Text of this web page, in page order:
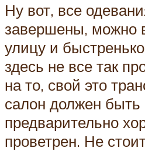
Ну вот, все
завершены, можно
улицу и
здесь не все так
на то, свой это
салон должен быть
предварительно
проветрен. Не